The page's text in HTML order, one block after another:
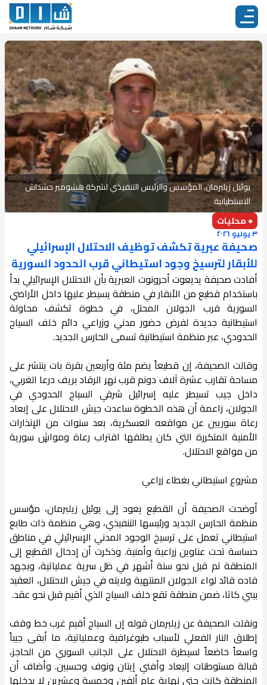
يوئيل زيلبرمان، المؤسس والرئيس التنفيذي لشركة هشومير حشداش
الاستطيانية
● محليات
٣ يوليو ٢٠٢٦
صحيفة عبرية تكشف توظيف الاحتلال الإسرائيلي
للأبقار لترسيخ وجود استيطاني قرب الحدود السورية
أفادت صحيفة يديعوت أحرونوت العبرية بأن الاحتلال الإسرائيلي بدأ
باستخدام قطيع من الأبقار في منطقة يسيطر عليها داخل الأراضي
السورية قرب الجولان المحتل، في خطوة تكشف محاولة
استيطانية جديدة لفرض حضور مدني وزراعي دائم خلف السياج
الحدودي، عبر منظمة استيطانية تسمى الحارس الجديد.
وقالت الصحيفة، إن قطيعاً يضم مئة وأربعين بقرة بات ينتشر على
مساحة تقارب عشرة آلاف دونم قرب نهر الرقاد بريف درعا الغربي،
داخل جيب تسيطر عليه إسرائيل شرقي السياج الحدودي في
الجولان، زاعمة أن هذه الخطوة ساعدت جيش الاحتلال على إبعاد
رعاة سوريين عن مواقعه العسكرية، بعد سنوات من الإنذارات
الأمنية المتكررة التي كان يطلقها اقتراب رعاة ومواشٍ سورية
من مواقع الاحتلال.
مشروع استيطاني بغطاء زراعي
أوضحت الصحيفة أن القطيع يعود إلى يوئيل زيلبرمان، مؤسس
منظمة الحارس الجديد ورئيسها التنفيذي، وهي منظمة ذات طابع
استيطاني تعمل على ترسيخ الوجود المدني الإسرائيلي في مناطق
حساسة تحت عناوين زراعية وأمنية. وذكرت أن إدخال القطيع إلى
المنطقة تم قبل نحو ستة أشهر في ظل سرية عملياتية، وبجهد
قاده قائد لواء الجولان المنتهية ولايته في جيش الاحتلال، العقيد
بيني كاتا، ضمن منطقة تقع خلف السياج الذي أقيم قبل نحو عقد.
ونقلت الصحيفة عن زيلبرمان قوله إن السياج أقيم غرب خط وقف
إطلاق النار الفعلي لأسباب طبوغرافية وعملياتية، ما أبقى جيباً
واسعاً خاضعاً لسيطرة الاحتلال على الجانب السوري من الحاجز،
قبالة مستوطنات إليعاد وأفني إيتان ونوف وحسبين. وأضاف أن
المنطقة كانت حتى نهاية عام ألفين وخمسة وعشرين لا يدخلها